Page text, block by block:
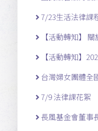
7/23生活法律課
【活動轉知】
【活動轉知】
台灣婦女團體全
7/9 法律課花絮
長風基金會董事